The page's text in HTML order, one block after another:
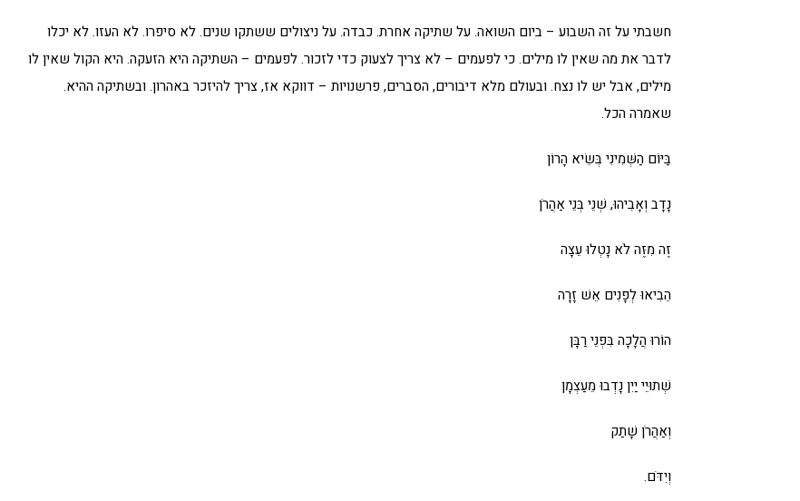
חשבתי על זה השבוע – ביום השואה. על שתיקה אחרת. כבדה. על ניצולים ששתקו שנים. לא סיפרו. לא העזו. לא יכלו
לדבר את מה שאין לו מילים. כי לפעמים – לא צריך לצעוק כדי לזכור. לפעמים – השתיקה היא הזעקה. היא הקול שאין לו
מילים, אבל יש לו נצח. ובעולם מלא דיבורים, הסברים, פרשנויות – דווקא אז, צריך להיזכר באהרון. ובשתיקה ההיא.
שאמרה הכל.
בַּיּוֹם הַשְּׁמִינִי בְּשִׂיא הָרוֹן
נָדָב וְאָבִיהוּ, שְׁנֵי בְּנֵי אַהֲרֹן
זֶה מִזֶּה לֹא נָטְלוּ עֵצָה
הֵבִיאוּ לְפָנִים אֵשׁ זָרָה
הוֹרוּ הֲלָכָה בִּפְנֵי רַבָּן
שְׁתוּיֵי יַיִן נָדְבוּ מֵעַצְמָן
וְאַהֲרֹן שָׁתַק
וְיִדֹּם.